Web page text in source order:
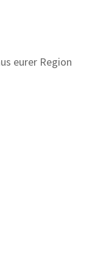
eurer Region